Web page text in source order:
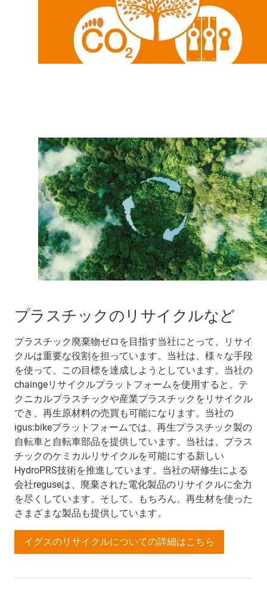
プラスチックのリサイクルなど
プラスチック廃棄物ゼロを目指す当社にとって、リサイ
クルは重要な役割を担っています。当社は、様々な手段
を使って、この目標を達成しようとしています。当社の
chaingeリサイクルプラットフォームを使用すると、テ
クニカルプラスチックや産業プラスチックをリサイクル
でき、再生原材料の売買も可能になります。当社の
igus:bikeプラットフォームでは、再生プラスチック製の
自転車と自転車部品を提供しています。当社は、プラス
チックのケミカルリサイクルを可能にする新しい
HydroPRS技術を推進しています。当社の研修生による
会社reguseは、廃棄された電化製品のリサイクルに全力
を尽くしています。そして、もちろん、再生材を使った
さまざまな製品も提供しています。
イグスのリサイクルについての詳細はこちら